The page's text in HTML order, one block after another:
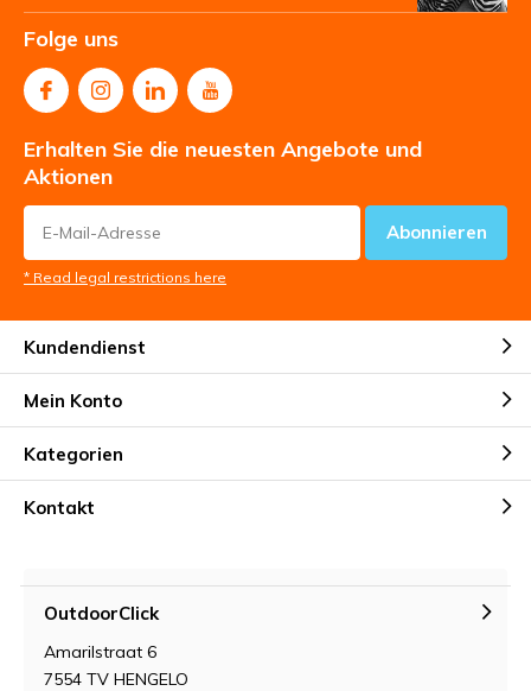
Folge uns
Erhalten Sie die neuesten Angebote und
Aktionen
Abonnieren
* Read legal restrictions here
Kundendienst
Mein Konto
Kategorien
Kontakt
OutdoorClick
Amarilstraat 6
7554 TV HENGELO